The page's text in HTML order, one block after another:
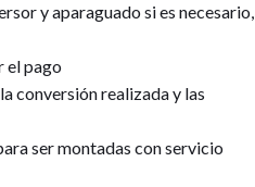
y aparaguado si es necesario,
el pago
conversión realizada y las
ser montadas con servicio